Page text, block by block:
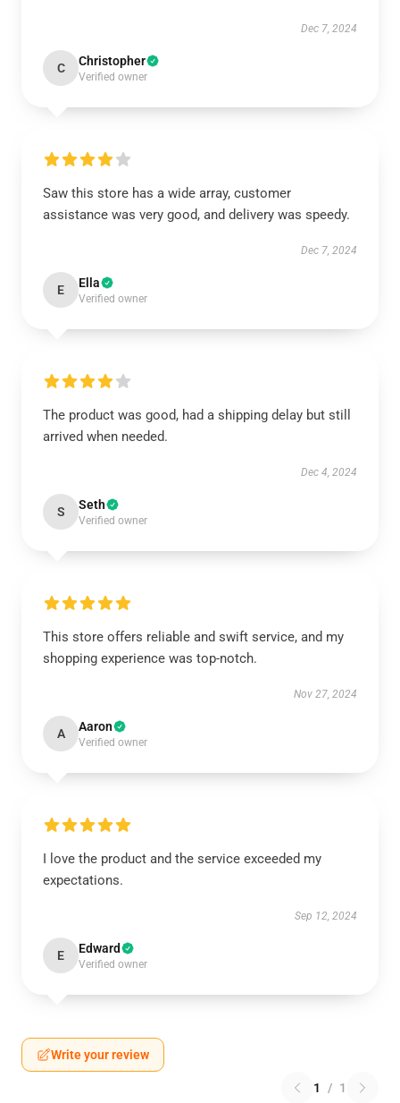
Dec 7, 2024
C Christopher
Verified owner
Saw this store has a wide array, customer
assistance was very good, and delivery was speedy.
Dec 7, 2024
E Ella
Verified owner
The product was good, had a shipping delay but still
arrived when needed.
Dec 4, 2024
S Seth
Verified owner
This store offers reliable and swift service, and my
shopping experience was top-notch.
Nov 27, 2024
A Aaron
Verified owner
I love the product and the service exceeded my
expectations.
Sep 12, 2024
E Edward
Verified owner
Write your review
1 / 1